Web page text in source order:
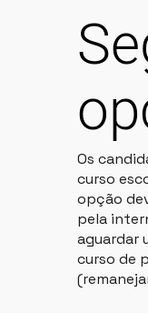
Os
curso
opção
pela
aguardar
curso de